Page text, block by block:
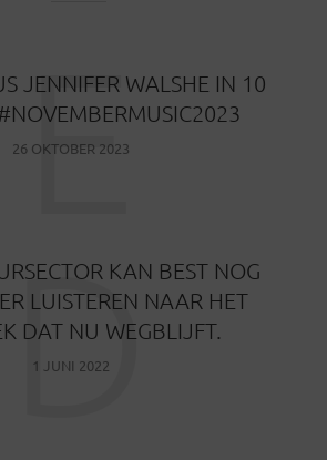
JENNIFER WALSHE IN 10
26 OKTOBER 2023
E
KAN BEST NOG
LUISTEREN NAAR HET
DAT NU WEGBLIJFT.
1 JUNI 2022
D